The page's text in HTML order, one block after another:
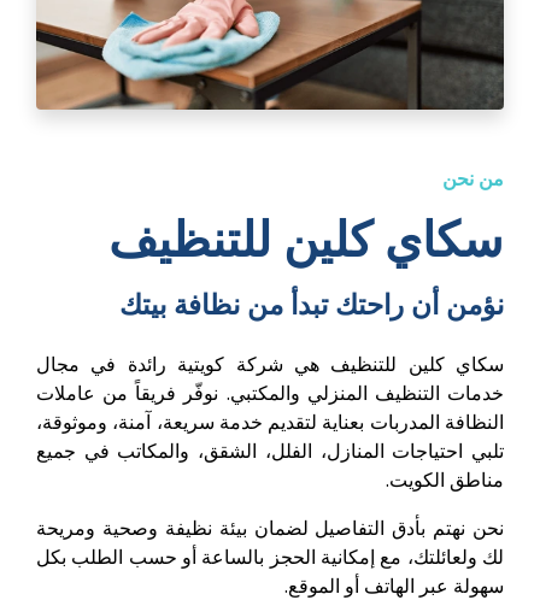
من نحن
سكاي كلين للتنظيف
نؤمن أن راحتك تبدأ من نظافة بيتك
سكاي كلين للتنظيف هي شركة كويتية رائدة في مجال
خدمات التنظيف المنزلي والمكتبي. نوفّر فريقاً من عاملات
النظافة المدربات بعناية لتقديم خدمة سريعة، آمنة، وموثوقة،
تلبي احتياجات المنازل، الفلل، الشقق، والمكاتب في جميع
مناطق الكويت.
نحن نهتم بأدق التفاصيل لضمان بيئة نظيفة وصحية ومريحة
لك ولعائلتك، مع إمكانية الحجز بالساعة أو حسب الطلب بكل
سهولة عبر الهاتف أو الموقع.